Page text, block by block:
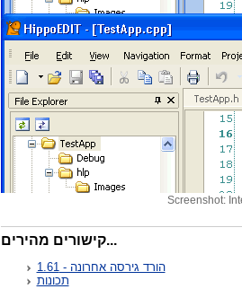
Screenshot:
קישורים מהירים...
הורד גירסה אחרונה - 1.61
תכונות